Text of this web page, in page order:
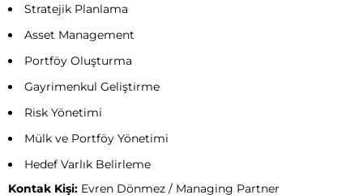
Stratejik Planlama
Asset Management
Portföy Oluşturma
Gayrimenkul Geliştirme
Risk Yönetimi
Mülk ve Portföy Yönetimi
Hedef Varlık Belirleme
Kontak Kişi: Evren Dönmez / Managing Partner